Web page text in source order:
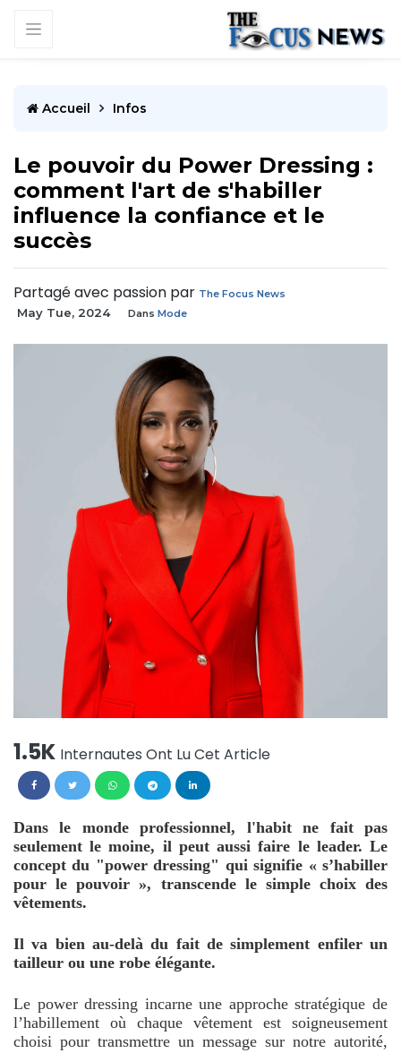
Accueil Infos
Le pouvoir du Power Dressing :
comment l'art de s'habiller
influence la confiance et le
succès
Partagé avec passion par The Focus News
May Tue, 2024 Dans Mode
1.5K Internautes Ont Lu Cet Article
Dans le monde professionnel, l'habit ne fait pas
seulement le moine, il peut aussi faire le leader. Le
concept du "power dressing" qui signifie « s’habiller
pour le pouvoir », transcende le simple choix des
vêtements.
Il va bien au-delà du fait de simplement enfiler un
tailleur ou une robe élégante.
Le power dressing incarne une approche stratégique de
l’habillement où chaque vêtement est soigneusement
choisi pour transmettre un message sur notre autorité,